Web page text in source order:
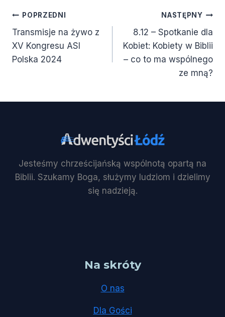
Nawigacja
wpisu
POPRZEDNI
Transmisje na żywo z
XV Kongresu ASI
Polska 2024
NASTĘPNY
8.12 – Spotkanie dla
Kobiet: Kobiety w Biblii
– co to ma wspólnego
ze mną?
Jesteśmy chrześcijańską wspólnotą opartą na
Biblii. Szukamy Boga, służymy ludziom i dzielimy
się nadzieją.
Na skróty
O nas
Dla Gości